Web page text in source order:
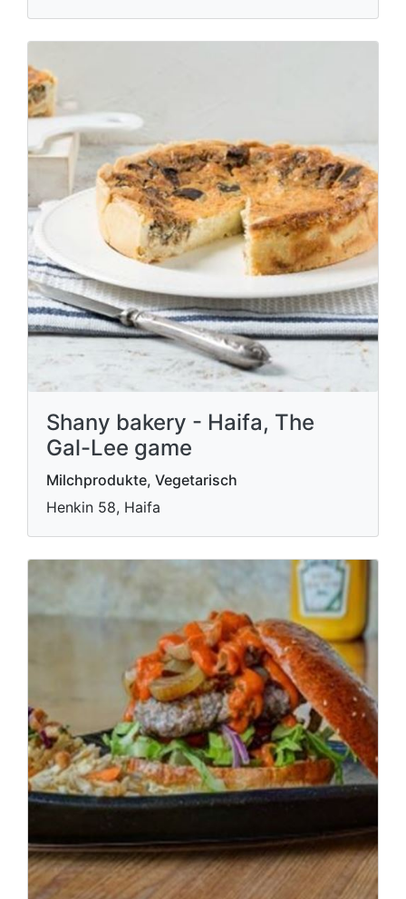
Shany bakery - Haifa, The
Gal-Lee game
Milchprodukte, Vegetarisch
Henkin 58, Haifa